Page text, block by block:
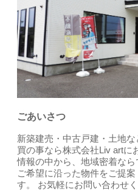
ごあいさつ
新築建売・中古戸建・土地
買の事なら株式会社Liv artに
情報の中から、地域密着な
ご希望に沿った物件をご提
す。 お気軽にお問い合わせく